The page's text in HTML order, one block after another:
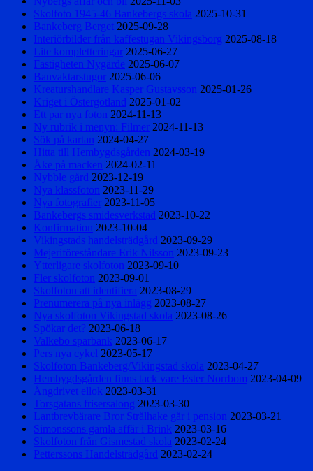
Skolfoto 1945-46 Bankebergs skola 2025-10-31
Bankeberg Berget 2025-09-28
Interiörbilder från kaffestugan Vikingsborg 2025-08-18
Lite kompletteringar 2025-06-27
Fastigheten Nygärde 2025-06-07
Banvaktarstugor 2025-06-06
Kreaturshandlare Kasper Gustavsson 2025-01-26
Kriget i Östergötland 2025-01-02
Ett par nya foton 2024-11-13
Ny rubrik i menyn: Filmer 2024-11-13
Sök på kartan 2024-04-27
Hitta till Hembygdsgården 2024-03-19
Åke på macken 2024-02-11
Nybble gård 2023-12-19
Nya klassfoton 2023-11-29
Nya fotografier 2023-11-05
Bankebergs smidesverkstad 2023-10-22
Konfirmation 2023-10-04
Vikingstads handelsträdgård 2023-09-29
Mejeriföreståndare Erik Nilsson 2023-09-23
Ytterligare skolfoton 2023-09-10
Fler skolfoton 2023-09-01
Skolfoton att identifiera 2023-08-29
Prenumerera på nya inlägg 2023-08-27
Nya skolfoton Vikingstad skola 2023-08-26
Spökar det? 2023-06-18
Valkebo sparbank 2023-06-17
Pers nya cykel 2023-05-17
Skolfoton Bankeberg/Vikingstad skola 2023-04-27
Hembygdsgården finns tack vare Ester Norrbom 2023-04-09
Ångdrivet ellok 2023-03-31
Torsgatans frisersalong 2023-03-30
Lantbrevbärare Bror Strålhake går i pension 2023-03-21
Simonssons gamla affär i Brink 2023-03-16
Skolfoton från Gismestad skola 2023-02-24
Petterssons Handelsträdgård 2023-02-24